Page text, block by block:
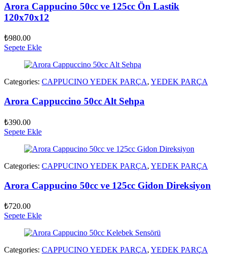
Arora Cappucino 50cc ve 125cc Ön Lastik
120x70x12
₺980.00
Sepete Ekle
Categories: CAPPUCINO YEDEK PARÇA, YEDEK PARÇA
Arora Cappuccino 50cc Alt Sehpa
₺390.00
Sepete Ekle
Categories: CAPPUCINO YEDEK PARÇA, YEDEK PARÇA
Arora Cappucino 50cc ve 125cc Gidon Direksiyon
₺720.00
Sepete Ekle
Categories: CAPPUCINO YEDEK PARÇA, YEDEK PARÇA